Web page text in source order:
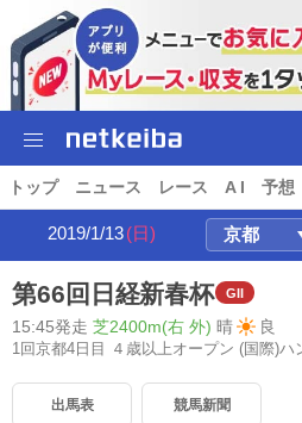
トップ ニュース レース A I 予想
2019/1/13(日)
第66回日経新春杯 GII
15:45発走 芝2400m(右 外) 晴 良
1回京都4日目 ４歳以上オープン (国際)ハ
出馬表 競馬新聞